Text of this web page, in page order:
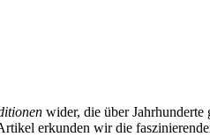
wider, die über
erkunden wir die